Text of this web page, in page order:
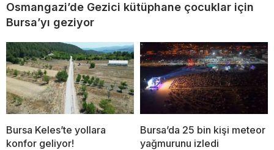
Osmangazi’de Gezici kütüphane çocuklar için
Bursa’yı geziyor
Bursa Keles’te yollara
konfor geliyor!
Bursa’da 25 bin kişi meteor
yağmurunu izledi